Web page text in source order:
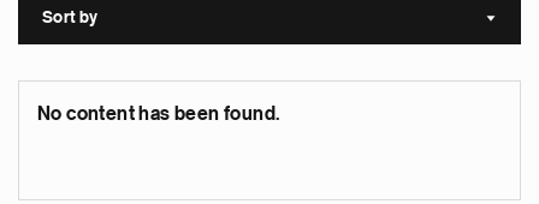
Sort by Sort
No content has been found.